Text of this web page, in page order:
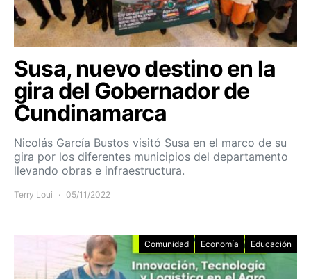
Susa, nuevo destino en la
gira del Gobernador de
Cundinamarca
Nicolás García Bustos visitó Susa en el marco de su
gira por los diferentes municipios del departamento
llevando obras e infraestructura.
Terry Loui 05/11/2022
Comunidad Economía Educación